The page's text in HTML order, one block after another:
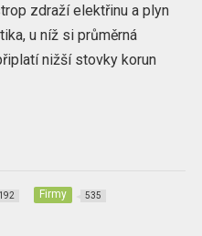
zdraží elektřinu a plyn
u níž si průměrná
nižší stovky korun
Firmy 535